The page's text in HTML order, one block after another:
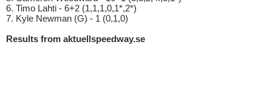
6. Timo Lahti - 6+2 (1,1,1,0,1*,2*)
7. Kyle Newman (G) - 1 (0,1,0)
Results from aktuellspeedway.se